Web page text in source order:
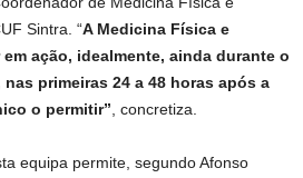
Sintra. “A Medicina Física e
ação, idealmente, ainda durante o
primeiras 24 a 48 horas após a
o permitir” , concretiza.
equipa permite, segundo Afonso